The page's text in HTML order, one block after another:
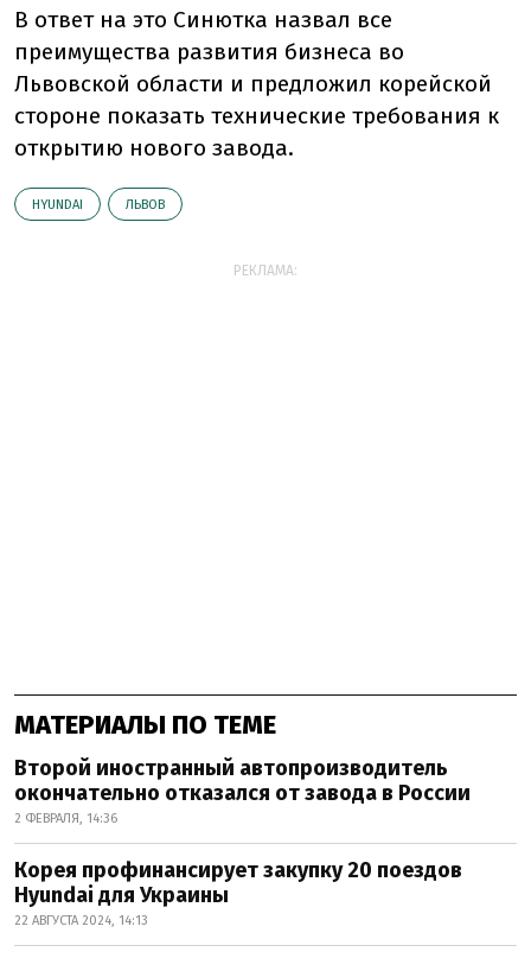
В ответ на это Синютка назвал все
преимущества развития бизнеса во
Львовской области и предложил корейской
стороне показать технические требования к
открытию нового завода.
HYUNDAI ЛЬВОВ
РЕКЛАМА:
МАТЕРИАЛЫ ПО ТЕМЕ
Второй иностранный автопроизводитель
окончательно отказался от завода в России
2 ФЕВРАЛЯ, 14:36
Корея профинансирует закупку 20 поездов
Hyundai для Украины
22 АВГУСТА 2024, 14:13